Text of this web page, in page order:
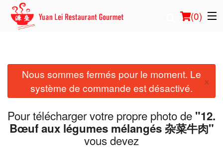
(0)
Commander en ligne
Emplacement
Français
Nous sommes fermés pour le moment. Le
système de commande est désactivé.
×
Pour télécharger votre propre photo de "12.
Bœuf aux légumes mélangés 杂菜牛肉"
vous devez